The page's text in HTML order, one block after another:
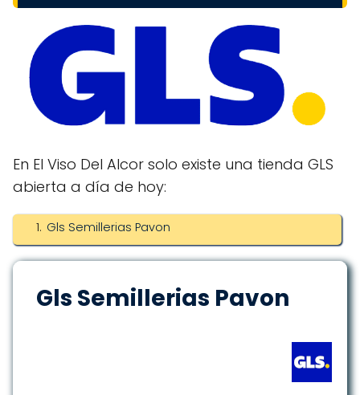
En El Viso Del Alcor solo existe una tienda GLS
abierta a día de hoy:
Gls Semillerias Pavon
Gls Semillerias Pavon